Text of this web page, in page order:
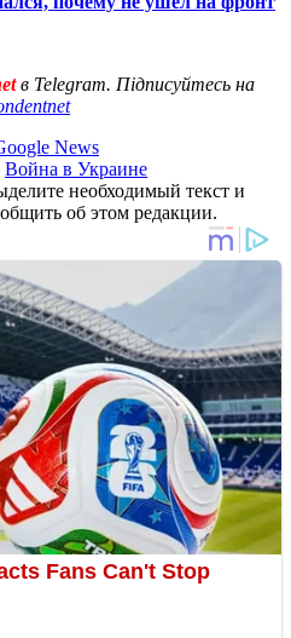
в Telegram. Підписуйтесь на
News
Война в Украине
необходимый текст и
об этом редакции.